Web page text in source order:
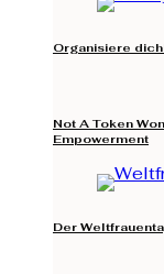
Organisiere
Not A Token
Empowerment
Der